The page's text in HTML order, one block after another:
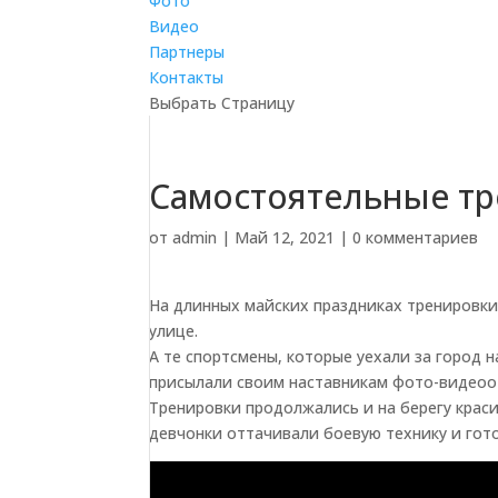
Видео
Партнеры
Контакты
Выбрать Страницу
Самостоятельные
отadmin | Май 12, 2021 |0 комментариев
На длинных майских праздниках
улице.
А те спортсмены, которые уехали за город
присылали своим наставникам фото-
Тренировки продолжались и на берегу
девчонки оттачивали боевую технику и